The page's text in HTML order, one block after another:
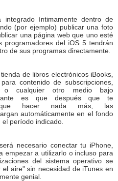
integrado íntimamente dentro de
(por ejemplo) publicar una foto
una página web que uno esté
del iOS 5 tendrán
de sus programas directamente.
de libros electrónicos iBooks,
contenido de subscripciones,
o cualquier otro medio bajo
es que después que te
hacer nada más, las
automáticamente en el fondo
período indicado.
necesario conectar tu iPhone,
empezar a utilizarlo o incluso para
del sistema operativo se
aire" sin necesidad de iTunes en
genial.